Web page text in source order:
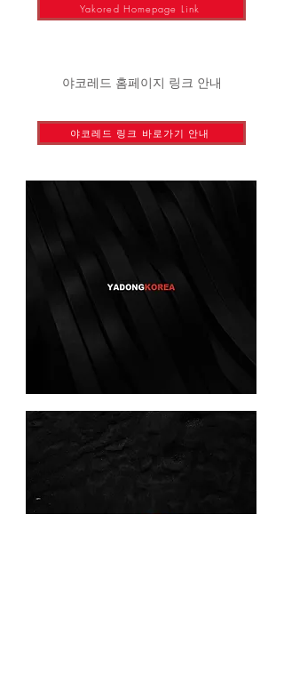
Yakored Homepage Link
야코레드 홈페이지 링크 안내
야코레드 링크 바로가기 안내